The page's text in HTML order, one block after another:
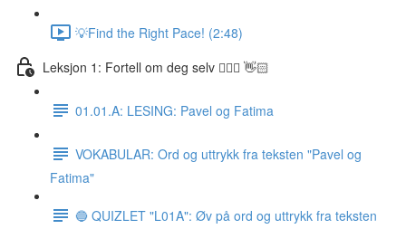
💡Find the Right Pace! (2:48)
Leksjon 1: Fortell om deg selv 🙋🏽‍♀️ 👋🏻
01.01.A: LESING: Pavel og Fatima
VOKABULAR: Ord og uttrykk fra teksten "Pavel og
Fatima"
🔵 QUIZLET "L01A": Øv på ord og uttrykk fra teksten